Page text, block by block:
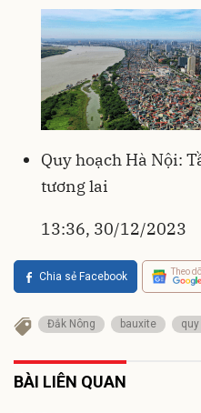
Quy hoạch Hà Nội:
tương lai
13:36, 30/12/2023
Chia sẻ Facebook Theo
Đắk Nông bauxite
BÀI LIÊN QUAN